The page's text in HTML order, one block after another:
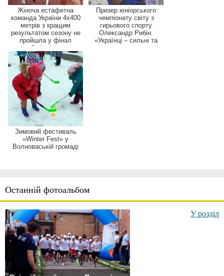
Останній фотоальбом
У розділ
Жіноча естафетна
команда України 4х400
метрів з кращим
результатом сезону не
пройшла у фінал
Олімпіа...
Призер юніорського
чемпіонату світу з
гирьового спорту
Олександр Рибін:
«Українці – сильні та
Зимовий фестиваль
«Winter Fest» y
Волноваській громаді